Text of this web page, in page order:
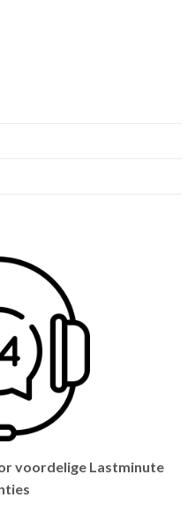
voordelige Lastminute